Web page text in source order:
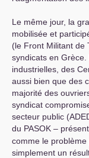
Le même jour, la
mobilisée et
(le Front Militant de
syndicats en Grèce.
industrielles, des
aussi bien que des
majorité des
syndicat
secteur public (
du PASOK –
comme le
simplement un